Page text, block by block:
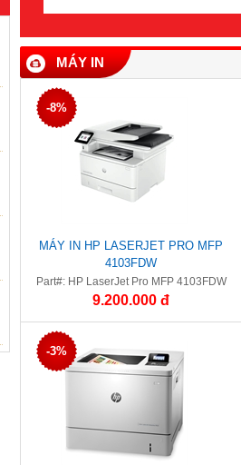
MÁY IN
-8%
MÁY IN HP LASERJET PRO MFP
4103FDW
Part#: HP LaserJet Pro MFP 4103FDW
9.200.000 đ
-3%